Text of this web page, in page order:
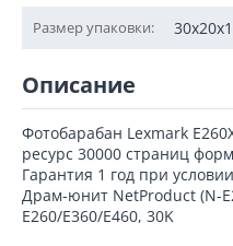
Размер упаковки:
Описание
Фотобарабан Lexmark
ресурс 30000 страниц
Гарантия 1 год при
Драм-юнит NetProduct (N-
E260/E360/E460, 30K